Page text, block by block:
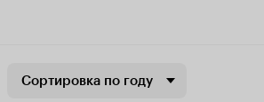
Сортировка по году